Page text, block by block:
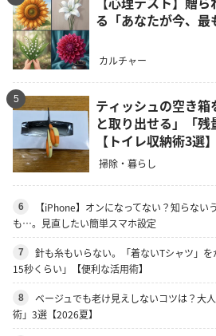
る「あなたが今、最
カルチャー
5
ティッシュの空き箱
と取り出せる」「残
【トイレ収納術3選】
掃除・暮らし
6
【iPhone】オンになってない？知らない
も…。見直したい簡単スマホ設定
7
針も糸もいらない。「着ないTシャツ」
15秒くらい」【便利な活用術】
8
ベージュでも老け見えしないコツは？大
術」3選【2026夏】